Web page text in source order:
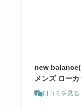
new
メンズ ローカ
口コミを見る